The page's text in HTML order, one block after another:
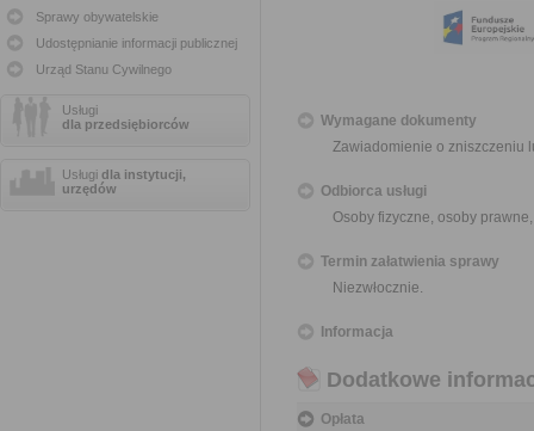
Sprawy obywatelskie
Udostępnianie informacji publicznej
Urząd Stanu Cywilnego
Usługi
dla przedsiębiorców
Usługi dla instytucji,
urzędów
Wymagane dokumenty
Zawiadomienie o zniszczeniu
Odbiorca usługi
Osoby fizyczne, osoby
Termin załatwienia sprawy
Niezwłocznie.
Informacja
Dodatkowe
Opłata